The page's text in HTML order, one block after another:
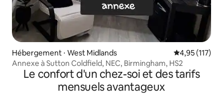
Hébergement ⋅ West Midlands Évaluation
4,95 (117)
Annexe à Sutton Coldfield, NEC, Birmingham, HS2
Le confort d'un chez-soi et des tarifs
mensuels avantageux